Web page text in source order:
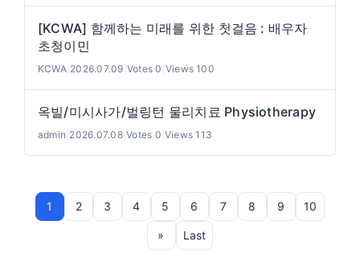
[KCWA] 함께하는 미래를 위한 첫걸음 : 배우자
초청이민
KCWA| 2026.07.09 Votes 0 Views 100
옥빌/미시사가/벌링턴 물리치료 Physiotherapy
admin 2026.07.08|Votes 0 |Views 113
1 2 3 4 5 6 7 8 9 10
» Last